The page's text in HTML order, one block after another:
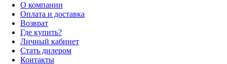
О компании
Оплата и доставка
Возврат
Где купить?
Личный кабинет
Стать дилером
Контакты